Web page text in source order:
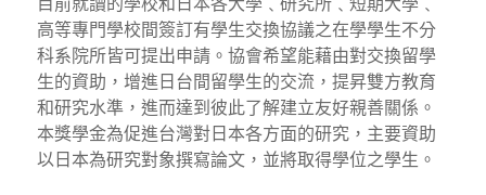
目前就讀的學校和日本各大學﹑研究所﹑短期大學﹑
高等專門學校間簽訂有學生交換協議之在學學生不分
科系院所皆可提出申請。協會希望能藉由對交換留學
生的資助，增進日台間留學生的交流，提昇雙方教育
和研究水準，進而達到彼此了解建立友好親善關係。
本獎學金為促進台灣對日本各方面的研究，主要資助
以日本為研究對象撰寫論文，並將取得學位之學生。